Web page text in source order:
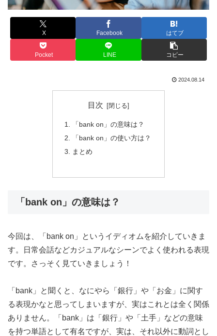
X Facebook はてブ
Pocket LINE コピー
2024.08.14
目次
「bank on」の意味は？
「bank on」の使い方は？
まとめ
「bank on」の意味は？
今回は、「bank on」というイディオムを紹介していきま
す。日常会話などカジュアルなシーンでよく使われる表現
です。さっそく見ていきましょう！
「bank」と聞くと、なにやら「銀行」や「お金」に関す
る表現かなと思ってしまいますが、実はこれとは全く関係
ありません。「bank」は「銀行」や「土手」などの意味
を持つ単語として有名ですが、実は、それ以外に動詞とし